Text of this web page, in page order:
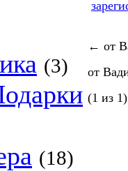
(3)
(18)
← от
от
(1 из 1)